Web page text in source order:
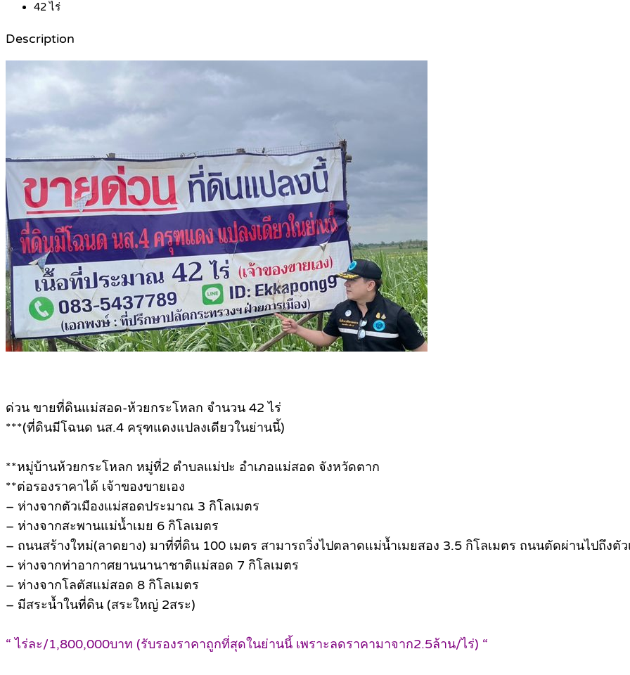
42ไร่
Description
ด่วน ขายที่ดินแม่สอด-ห้วยกระโหลก จำนวน 42 ไร่
***(ที่ดินมีโฉนด นส.4 ครุฑแดงแปลงเดียวในย่านนี้)
**หมู่บ้านห้วยกระโหลก หมู่ที่2 ตำบลแม่ปะ อำเภอแม่สอด จังหวัดตาก
**ต่อรองราคาได้ เจ้าของขายเอง
– ห่างจากตัวเมืองแม่สอดประมาณ 3 กิโลเมตร
– ห่างจากสะพานแม่น้ำเมย 6 กิโลเมตร
– ถนนสร้างใหม่(ลาดยาง) มาที่ที่ดิน 100 เมตร สามารถวิ่งไปตลาดแม่น้ำเมยสอง 3.5 กิโลเมตร ถนนตัดผ่านไปถึงตัว
– ห่างจากท่าอากาศยานนานาชาติแม่สอด 7 กิโลเมตร
– ห่างจากโลตัสแม่สอด 8 กิโลเมตร
– มีสระน้ำในที่ดิน (สระใหญ่ 2สระ)
“ ไร่ละ/1,800,000บาท (รับรองราคาถูกที่สุดในย่านนี้ เพราะลดราคามาจาก2.5ล้าน/ไร่) “